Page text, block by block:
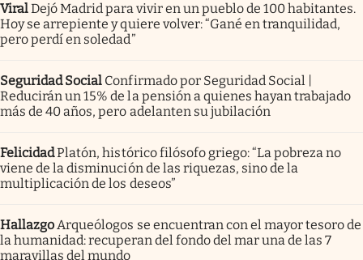
ViralDejó Madrid para vivir en un pueblo de 100 habitantes.
Hoy se arrepiente y quiere volver: “Gané en tranquilidad,
pero perdí en soledad”
Seguridad Social Confirmado por Seguridad Social |
Reducirán un 15% de la pensión a quienes hayan trabajado
más de 40 años, pero adelanten su jubilación
FelicidadPlatón, histórico filósofo griego: “La pobreza no
viene de la disminución de las riquezas, sino de la
multiplicación de los deseos”
HallazgoArqueólogos se encuentran con el mayor tesoro de
la humanidad: recuperan del fondo del mar una de las 7
maravillas del mundo